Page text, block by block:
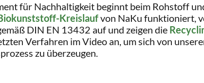
für Nachhaltigkeit beginnt beim Rohstoff
Kreislaufvon NaKu funktioniert,
DIN EN 13432 auf und zeigen die
Verfahren im Video an, um sich von
zu überzeugen.